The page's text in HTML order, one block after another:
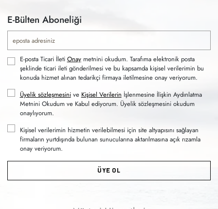
E-Bülten Aboneliği
E-posta Ticari İleti Onaymetnini okudum. Tarafıma elektronik posta
şeklinde ticari ileti gönderilmesi ve bu kapsamda kişisel verilerimin bu
konuda hizmet alınan tedarikçi firmaya iletilmesine onay veriyorum.
Üyelik sözleşmesinive Kişisel Verilerin İşlenmesine İlişkin Aydınlatma
Metnini Okudum ve Kabul ediyorum. Üyelik sözleşmesini okudum
onaylıyorum.
Kişisel verilerimin hizmetin verilebilmesi için site altyapısını sağlayan
firmaların yurtdışında bulunan sunucularına aktarılmasına açık rızamla
onay veriyorum.
ÜYE OL